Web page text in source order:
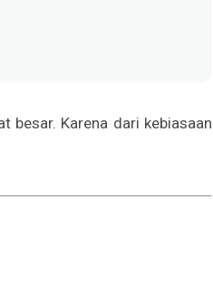
besar. Karena dari kebiasaan